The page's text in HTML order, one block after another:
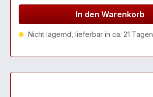
In den Warenkorb
Nicht lagernd, lieferbar in ca. 21 Tagen